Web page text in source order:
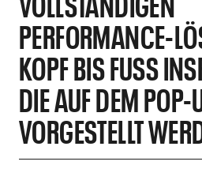
PERFORMANCE-
KOPF BIS FUSS
IE AUF DEM POP-
ORGESTELLT